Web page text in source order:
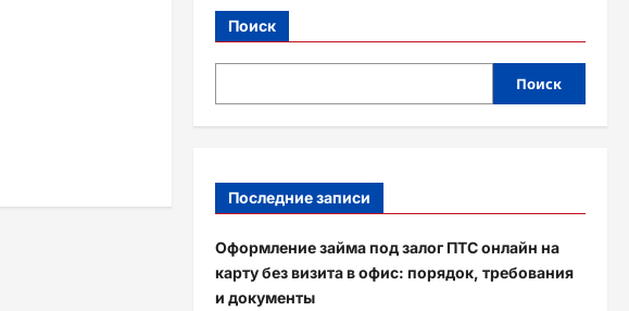
Поиск
Поиск
Последние записи
Оформление займа под залог ПТС онлайн на
карту без визита в офис: порядок, требования
и документы